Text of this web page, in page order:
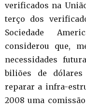
verificados na
terço dos
Sociedade
considerou que,
necessidades
biliões de
reparar a infra-
2008 uma